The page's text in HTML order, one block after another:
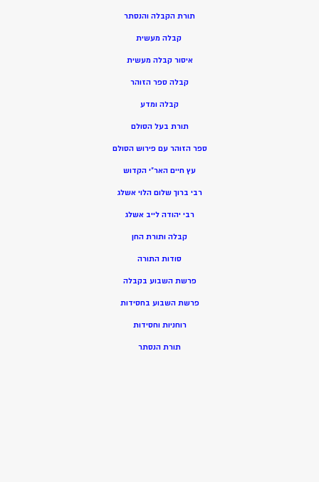
תורת הקבלה והנסתר
קבלה מעשית
איסור קבלה מעשית
קבלה ספר הזוהר
קבלה ומדע
תורת בעל הסולם
ספר הזוהר עם פירוש הסולם
עץ חיים האר”י הקדוש
רבי ברוך שלום הלוי אשלג
רבי יהודה לייב אשלג
קבלה ותורת החן
סודות התורה
פרשת השבוע בקבלה
פרשת השבוע בחסידות
רוחניות וחסידות
תורת הנסתר